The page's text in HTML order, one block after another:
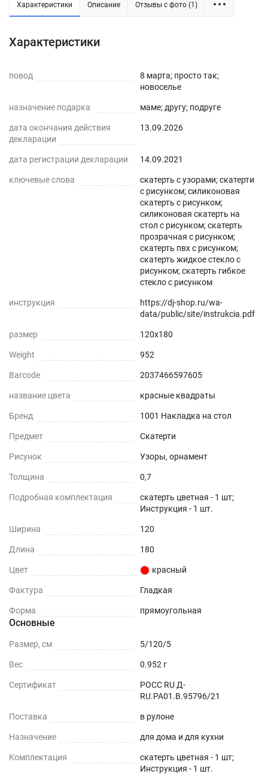
водоотталкивающее, долговечное, не желтеет со
размеров или закруглить углы. Внимание: мы
усадку. Весь ассортимент Вы можете увидеть в
Характеристики Описание Отзывы с фото (1)
Характеристики
повод
8 марта; просто так;
новоселье
назначение подарка маме; другу; подруге
дата окончания действия
декларации
13.09.2026
дата регистрации декларации 14.09.2021
ключевые слова
скатерть с узорами; скатерти
с рисунком; силиконовая
скатерть с рисунком;
силиконовая скатерть на
стол с рисунком; скатерть
прозрачная с рисунком;
скатерть пвх с рисунком;
скатерть жидкое стекло с
рисунком; скатерть гибкое
стекло с рисунком
инструкция
https://dj-shop.ru/wa-
data/public/site/instrukcia.pdf
размер 120x180
Weight 952
Barcode 2037466597605
название цвета красные квадраты
Бренд 1001 Накладка на стол
Предмет Скатерти
Рисунок Узоры, орнамент
Толщина 0,7
Подробная комплектация
скатерть цветная - 1 шт;
Инструкция - 1 шт.
Ширина 120
Длина 180
Цвет красный
Фактура Гладкая
Форма прямоугольная
Основные
Размер, см 5/120/5
Вес 0.952 г
Сертификат
РОСС RU Д-
RU.РА01.В.95796/21
Поставка в рулоне
Назначение для дома и для кухни
Комплектация
скатерть цветная - 1 шт;
Инструкция - 1 шт.